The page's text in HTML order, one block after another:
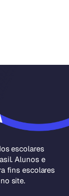
escolares
Alunos e
fins escolares
site.